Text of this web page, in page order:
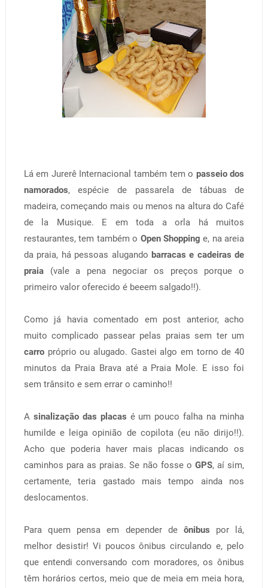
Lá em Jurerê Internacional também tem o passeio dos
namorados, espécie de passarela de tábuas de
madeira, começando mais ou menos na altura do Café
de la Musique. E em toda a orla há muitos
restaurantes, tem também o Open Shopping e, na areia
da praia, há pessoas alugando barracas e cadeiras de
praia(vale a pena negociar os preços porque o
primeiro valor oferecido é beeem salgado!!).
Como já havia comentado em post anterior, acho
muito complicado passear pelas praias sem ter um
carropróprio ou alugado. Gastei algo em torno de 40
minutos da Praia Brava até a Praia Mole. E isso foi
sem trânsito e sem errar o caminho!!
A sinalização das placas é um pouco falha na minha
humilde e leiga opinião de copilota (eu não dirijo!!).
Acho que poderia haver mais placas indicando os
caminhos para as praias. Se não fosse o GPS, aí sim,
certamente, teria gastado mais tempo ainda nos
deslocamentos.
Para quem pensa em depender de ônibus por lá,
melhor desistir! Vi poucos ônibus circulando e, pelo
que entendi conversando com moradores, os ônibus
têm horários certos, meio que de meia em meia hora,